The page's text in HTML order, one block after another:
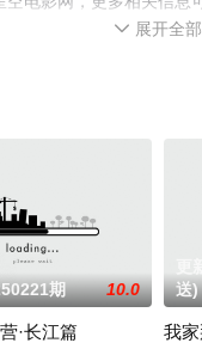
 展开全部
期 10.0
·长江篇
送)
我